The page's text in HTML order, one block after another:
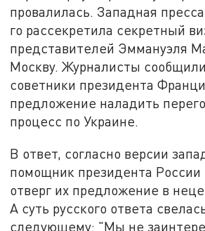
провалилась. Западная
го рассекретила секретный
представителей Эммануэля
Москву. Журналисты
советники президента
предложение наладить
процесс по Украине.
В ответ, согласно версии
помощник президента
отверг их предложение в
А суть русского ответа
следующему: "Мы не